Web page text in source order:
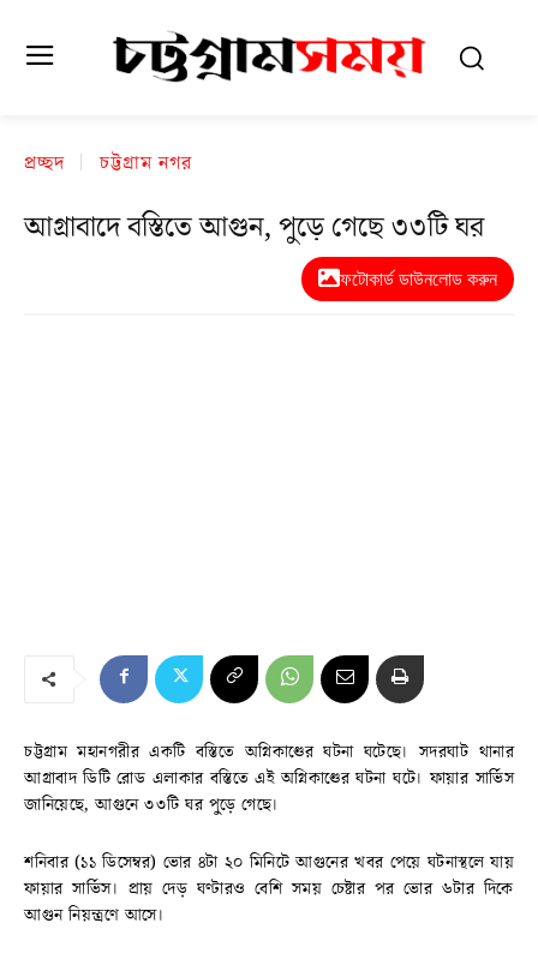
প্রচ্ছদ চট্টগ্রাম নগর
আগ্রাবাদে বস্তিতে আগুন, পুড়ে গেছে ৩৩টি ঘর
ফটোকার্ড ডাউনলোড করুন
চট্টগ্রাম মহানগরীর একটি বস্তিতে অগ্নিকাণ্ডের ঘটনা ঘটেছে। সদরঘাট থানার
আগ্রাবাদ ডিটি রোড এলাকার বস্তিতে এই অগ্নিকাণ্ডের ঘটনা ঘটে। ফায়ার সার্ভিস
জানিয়েছে, আগুনে ৩৩টি ঘর পুড়ে গেছে।
শনিবার (১১ ডিসেম্বর) ভোর ৪টা ২০ মিনিটে আগুনের খবর পেয়ে ঘটনাস্থলে যায়
ফায়ার সার্ভিস। প্রায় দেড় ঘণ্টারও বেশি সময় চেষ্টার পর ভোর ৬টার দিকে
আগুন নিয়ন্ত্রণে আসে।